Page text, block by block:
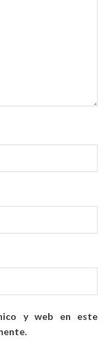
y web en este